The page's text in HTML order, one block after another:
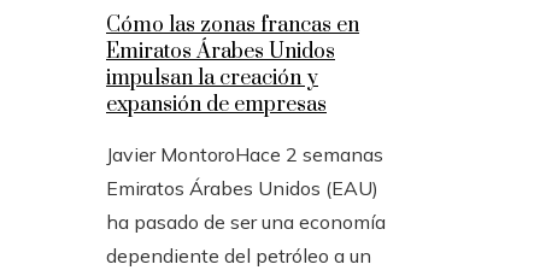
Cómo las zonas francas en
Emiratos Árabes Unidos
impulsan la creación y
expansión de empresas
Javier MontoroHace 2 semanas
Emiratos Árabes Unidos (EAU)
ha pasado de ser una economía
dependiente del petróleo a un